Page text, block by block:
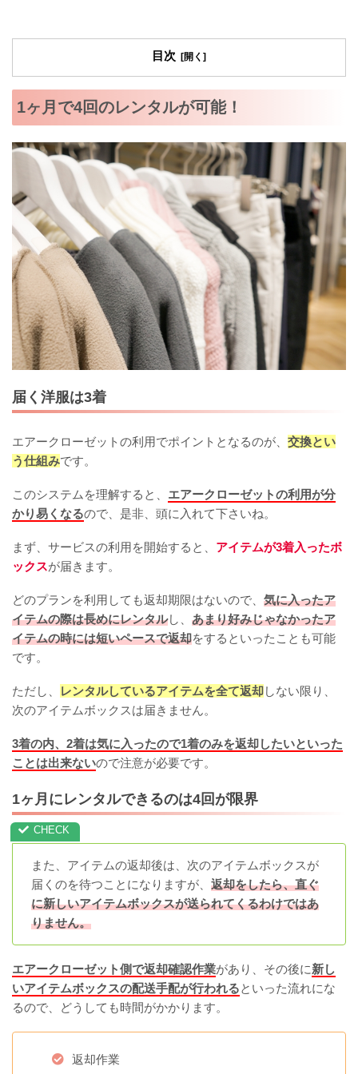
目次
1ヶ月で4回のレンタルが可能！
届く洋服は3着
エアークローゼットの利用でポイントとなるのが、 交換とい
う仕組みです。
このシステムを理解すると、 エアークローゼットの利用が分
かり易くなるので、是非、頭に入れて下さいね。
まず、サービスの利用を開始すると、 アイテムが3着入ったボ
ックスが届きます。
どのプランを利用しても返却期限はないので、 気に入ったア
イテムの際は長めにレンタルし、 あまり好みじゃなかったア
イテムの時には短いペースで返却をするといったことも可能
です。
ただし、 レンタルしているアイテムを全て返却 しない限り、
次のアイテムボックスは届きません。
3着の内、2着は気に入ったので1着のみを返却したいといった
ことは出来ないので注意が必要です。
1ヶ月にレンタルできるのは4回が限界
また、アイテムの返却後は、次のアイテムボックスが
届くのを待つことになりますが、 返却をしたら、直ぐ
に新しいアイテムボックスが送られてくるわけではあ
りません。
エアークローゼット側で返却確認作業があり、その後に新し
いアイテムボックスの配送手配が行われるといった流れにな
るので、どうしても時間がかかります。
返却作業